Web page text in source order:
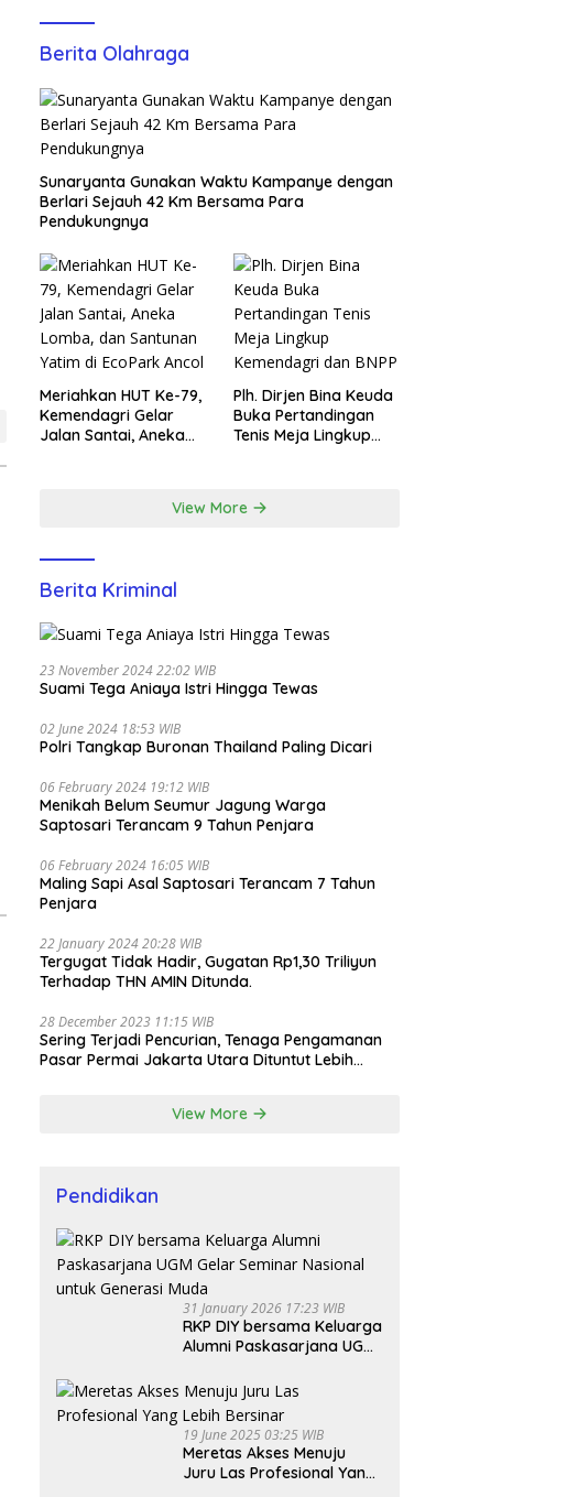
Berita Olahraga
Sunaryanta Gunakan Waktu Kampanye dengan
Berlari Sejauh 42 Km Bersama Para
Pendukungnya
Meriahkan HUT Ke-79,
Kemendagri Gelar
Jalan Santai, Aneka
Plh. Dirjen Bina Keuda
Buka Pertandingan
Tenis Meja Lingkup
View More
Berita Kriminal
23 November 2024 22:02 WIB
Suami Tega Aniaya Istri Hingga Tewas
02 June 2024 18:53 WIB
Polri Tangkap Buronan Thailand Paling Dicari
06 February 2024 19:12 WIB
Menikah Belum Seumur Jagung Warga
Saptosari Terancam 9 Tahun Penjara
06 February 2024 16:05 WIB
Maling Sapi Asal Saptosari Terancam 7 Tahun
Penjara
22 January 2024 20:28 WIB
Tergugat Tidak Hadir, Gugatan Rp1,30 Triliyun
Terhadap THN AMIN Ditunda.
28 December 2023 11:15 WIB
Sering Terjadi Pencurian, Tenaga Pengamanan
Pasar Permai Jakarta Utara Dituntut Lebih
View More
Pendidikan
31 January 2026 17:23 WIB
RKP DIY bersama Keluarga
Alumni Paskasarjana UGM
untuk Generasi Muda
19 June 2025 03:25 WIB
Meretas Akses Menuju
Juru Las Profesional Yang